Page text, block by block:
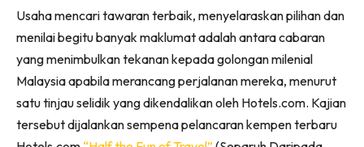
(Twitter)
Usaha mencari tawaran terbaik, menyelaraskan pilihan dan
menilai begitu banyak maklumat adalah antara cabaran
yang menimbulkan tekanan kepada golongan milenial
Malaysia apabila merancang perjalanan mereka, menurut
satu tinjau selidik yang dikendalikan oleh Hotels.com. Kajian
tersebut dijalankan sempena pelancaran kempen terbaru